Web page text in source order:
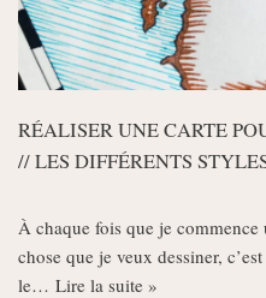
RÉALISER UNE CARTE
// LES DIFFÉRENTS
À chaque fois que je
chose que je veux dessiner,
le… Lire la suite »